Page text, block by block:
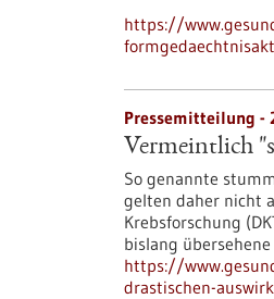
https://
Pressemitteilung -
Vermeintlich
So genannte
gelten daher nicht
Krebsforschung
bislang
https://
drastischen-